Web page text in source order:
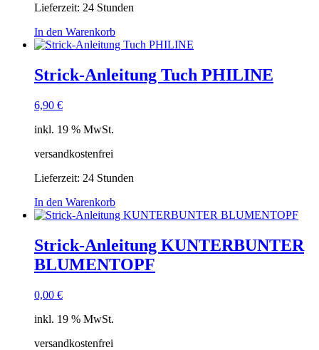
Lieferzeit: 24 Stunden
In den Warenkorb
Strick-Anleitung Tuch PHILINE
6,90 €
inkl. 19 % MwSt.
versandkostenfrei
Lieferzeit: 24 Stunden
In den Warenkorb
Strick-Anleitung KUNTERBUNTER
BLUMENTOPF
0,00 €
inkl. 19 % MwSt.
versandkostenfrei